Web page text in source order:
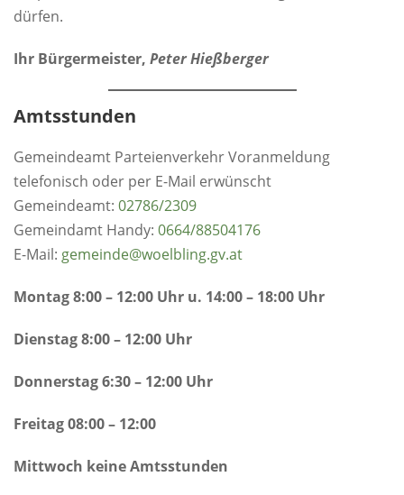
dürfen.
Ihr Bürgermeister, Peter Hießberger
Amtsstunden
Gemeindeamt Parteienverkehr Voranmeldung
telefonisch oder per E-Mail erwünscht
Gemeindeamt: 02786/2309
Gemeindamt Handy: 0664/88504176
E-Mail: gemeinde@woelbling.gv.at
Montag 8:00 – 12:00 Uhr u. 14:00 – 18:00 Uhr
Dienstag 8:00 – 12:00 Uhr
Donnerstag 6:30 – 12:00 Uhr
Freitag 08:00 – 12:00
Mittwoch keine Amtsstunden